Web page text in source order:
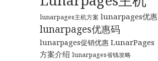
lunarpages主机方案 lunarpages优惠
lunarpages优惠码
lunarpages促销优惠 LunarPages
方案介绍 lunarpages省钱攻略